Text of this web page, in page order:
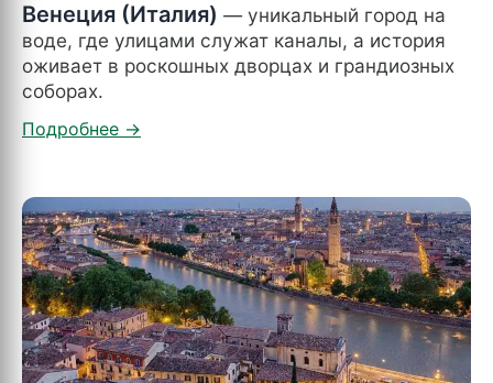
Венеция (Италия) — уникальный город на
воде, где улицами служат каналы, а история
оживает в роскошных дворцах и грандиозных
соборах.